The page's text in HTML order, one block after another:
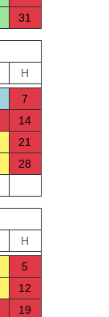
31
Н
7
14
21
28
Н
5
12
19